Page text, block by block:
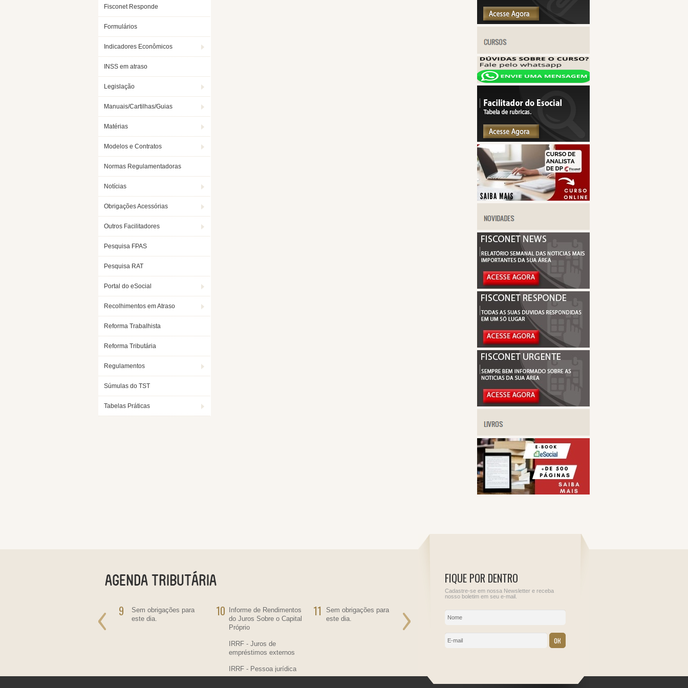
Fisconet Responde
Formulários
Indicadores Econômicos
INSS em atraso
Legislação
Manuais/Cartilhas/Guias
Matérias
Modelos e Contratos
Normas Regulamentadoras
Notícias
Obrigações Acessórias
Outros Facilitadores
Pesquisa FPAS
Pesquisa RAT
Portal do eSocial
Recolhimentos em Atraso
Reforma Trabalhista
Reforma Tributária
Regulamentos
Súmulas do TST
Tabelas Práticas
9
Sem obrigações para
este dia.
10
Informe de Rendimentos
do Juros Sobre o Capital
Próprio
IRRF - Juros de
empréstimos externos
IRRF - Pessoa jurídica
residente no País,
11
Sem obrigações para
este dia.
Sem obrigações para
este dia.
IOF - Imposto sobre
IRRF - Rendimentos de
Aplicações Financeiras,
PIS/COFINS -
FIQUE POR DENTRO
Cadastre-se em nossa Newsletter e receba
nosso boletim em seu e-mail.